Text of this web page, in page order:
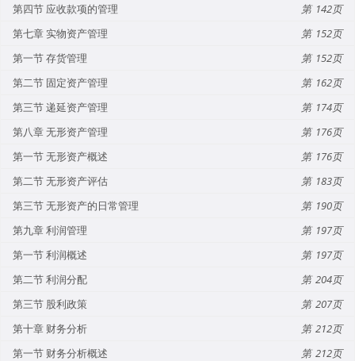
第四节 应收款项的管理
142
第七章 实物资产管理
152
第一节 存货管理
152
第二节 固定资产管理
162
第三节 递延资产管理
174
第八章 无形资产管理
176
第一节 无形资产概述
176
第二节 无形资产评估
183
第三节 无形资产的日常管理
190
第九章 利润管理
197
第一节 利润概述
197
第二节 利润分配
204
第三节 股利政策
207
第十章 财务分析
212
第一节 财务分析概述
212